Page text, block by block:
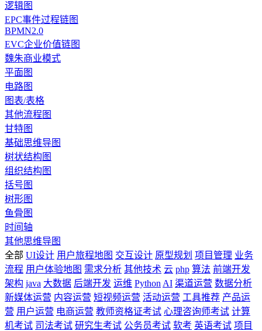
逻辑图
EPC事件过程链图
BPMN2.0
EVC企业价值链图
魏朱商业模式
平面图
电路图
图表/表格
其他流程图
甘特图
基础思维导图
树状结构图
组织结构图
括号图
树形图
鱼骨图
时间轴
其他思维导图
全部 UI设计 用户旅程地图 交互设计 原型规划 项目管理 业务
流程 用户体验地图 需求分析 其他技术 云 php 算法 前端开发
架构 java 大数据 后端开发 运维 Python AI 渠道运营 数据分析
新媒体运营 内容运营 短视频运营 活动运营 工具推荐 产品运
营 用户运营 电商运营 教师资格证考试 心理咨询师考试 计算
机考试 司法考试 研究生考试 公务员考试 软考 英语考试 项目